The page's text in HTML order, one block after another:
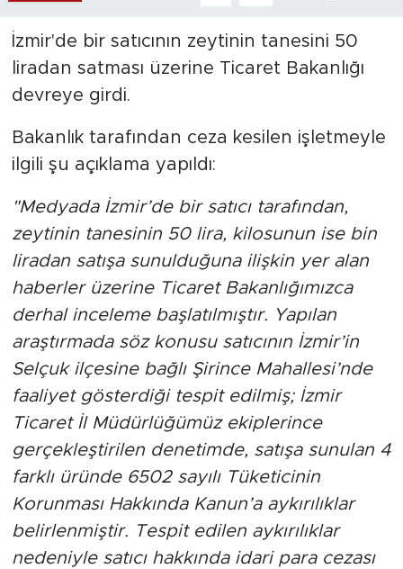
İzmir'de bir satıcının zeytinin tanesini 50
liradan satması üzerine Ticaret Bakanlığı
devreye girdi.
Bakanlık tarafından ceza kesilen işletmeyle
ilgili şu açıklama yapıldı:
"Medyada İzmir’de bir satıcı tarafından,
zeytinin tanesinin 50 lira, kilosunun ise bin
liradan satışa sunulduğuna ilişkin yer alan
haberler üzerine Ticaret Bakanlığımızca
derhal inceleme başlatılmıştır. Yapılan
araştırmada söz konusu satıcının İzmir’in
Selçuk ilçesine bağlı Şirince Mahallesi’nde
faaliyet gösterdiği tespit edilmiş; İzmir
Ticaret İl Müdürlüğümüz ekiplerince
gerçekleştirilen denetimde, satışa sunulan 4
farklı üründe 6502 sayılı Tüketicinin
Korunması Hakkında Kanun’a aykırılıklar
belirlenmiştir. Tespit edilen aykırılıklar
nedeniyle satıcı hakkında idari para cezası